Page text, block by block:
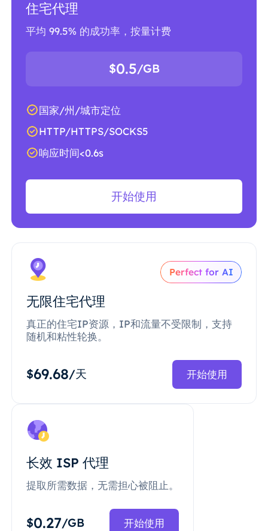
住宅代理
平均 99.5% 的成功率，按量计费
$0.5/GB
国家/州/城市定位
HTTP/HTTPS/SOCKS5
响应时间<0.6s
开始使用
Perfect for AI
无限住宅代理
真正的住宅IP资源，IP和流量不受限制，支持
随机和粘性轮换。
$69.68/天 开始使用
长效 ISP 代理
提取所需数据，无需担心被阻止。
$0.27/GB 开始使用